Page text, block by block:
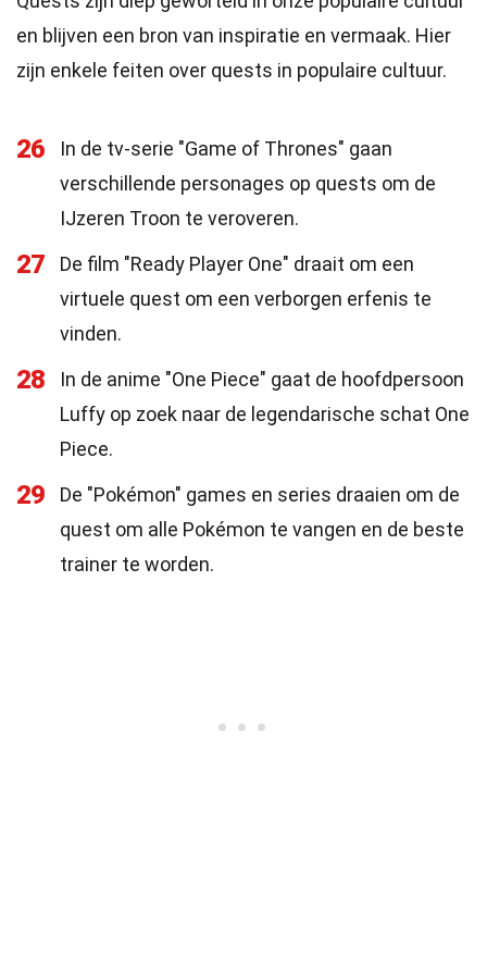
en blijven een bron van inspiratie en vermaak. Hier
zijn enkele feiten over quests in populaire cultuur.
26
In de tv-serie "Game of Thrones" gaan
verschillende personages op quests om de
IJzeren Troon te veroveren.
27
De film "Ready Player One" draait om een
virtuele quest om een verborgen erfenis te
vinden.
28
In de anime "One Piece" gaat de hoofdpersoon
Luffy op zoek naar de legendarische schat One
Piece.
29
De "Pokémon" games en series draaien om de
quest om alle Pokémon te vangen en de beste
trainer te worden.